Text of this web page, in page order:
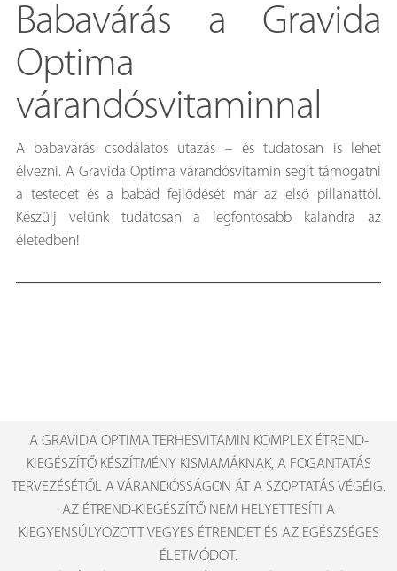
Babavárás a Gravida
Optima
várandósvitaminnal
A babavárás csodálatos utazás – és tudatosan is lehet
élvezni. A Gravida Optima várandósvitamin segít támogatni
a testedet és a babád fejlődését már az első pillanattól.
Készülj velünk tudatosan a legfontosabb kalandra az
életedben!
A GRAVIDA OPTIMA TERHESVITAMIN KOMPLEX ÉTREND-
KIEGÉSZÍTŐ KÉSZÍTMÉNY KISMAMÁKNAK, A FOGANTATÁS
TERVEZÉSÉTŐL A VÁRANDÓSSÁGON ÁT A SZOPTATÁS VÉGÉIG.
AZ ÉTREND-KIEGÉSZÍTŐ NEM HELYETTESÍTI A
KIEGYENSÚLYOZOTT VEGYES ÉTRENDET ÉS AZ EGÉSZSÉGES
ÉLETMÓDOT.